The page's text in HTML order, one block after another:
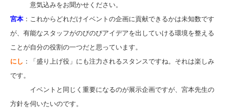
意気込みをお聞かせください。
宮本 ：これからどれだけイベントの企画に貢献できるかは未知数です
が、有能なスタッフがのびのびアイデアを出していける環境を整える
ことが自分の役割の一つだと思っています。
にし ：「盛り上げ役」にも注力されるスタンスですね。それは楽しみ
です。
イベントと同じく重要になるのが展示企画ですが、宮本先生の
方針を伺いたいのです。